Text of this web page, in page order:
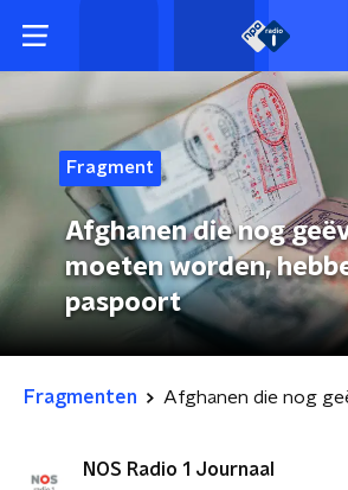
Fragment
Afghanen die nog
moeten worden,
paspoort
Fragmenten
NOS Radio 1 Journaal